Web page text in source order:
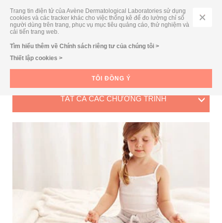
Trang tin điện tử của Avène Dermatological Laboratories sử dụng
cookies và các tracker khác cho việc thống kê để đo lường chỉ số
người dùng trên trang, phục vụ mục tiêu quảng cáo, thử nghiệm và
cải tiến trang web.
Tìm hiểu thêm về Chính sách riêng tư của chúng tôi >
Thiết lập cookies >
TÔI ĐỒNG Ý
CÁC CHƯƠNG TRÌNH CHĂM SÓC DA
TẤT CẢ CÁC CHƯƠNG TRÌNH